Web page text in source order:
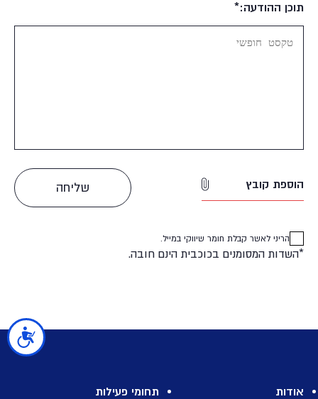
נגישות
תוכן ההודעה:*
הוספת קובץ
הריני לאשר קבלת חומר שיווקי במייל.
*השדות המסומנים בכוכבית הינם חובה.
אודות תחומי פעילות